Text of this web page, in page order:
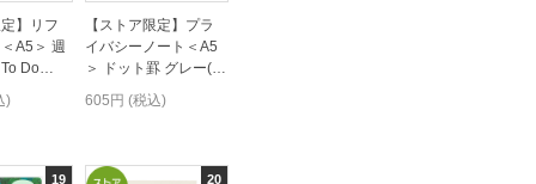
】リフ
A5＞ 週
To Do…
)
【ストア限定】プラ
イバシーノート＜A5
＞ ドット罫 グレー(…
605円 (税込)